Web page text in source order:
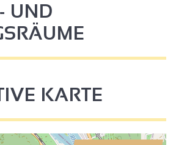
UND
KARTE